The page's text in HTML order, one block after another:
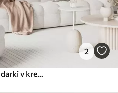
2
Tekoči valovi z rumenimi poudarki v kremasti svetlobi